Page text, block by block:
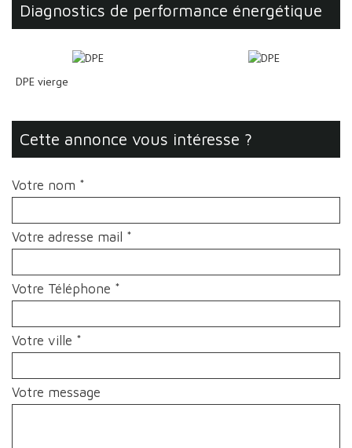
diagnostics de performance énergétique
DPE vierge
cette annonce vous intéresse ?
Votre nom *
Votre adresse mail *
Votre Téléphone *
Votre ville *
Votre message